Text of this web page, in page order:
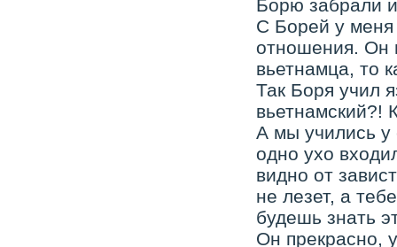
Борю забрали
С Борей у меня
отношения. Он
вьетнамца, то
Так Боря учил
вьетнамский?!
А мы учились у
одно ухо
видно от
не лезет, а
будешь знать
Он прекрасно,